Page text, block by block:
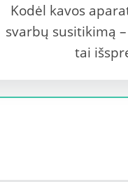
Kodėl kavos
svarbų susitikimą
tai